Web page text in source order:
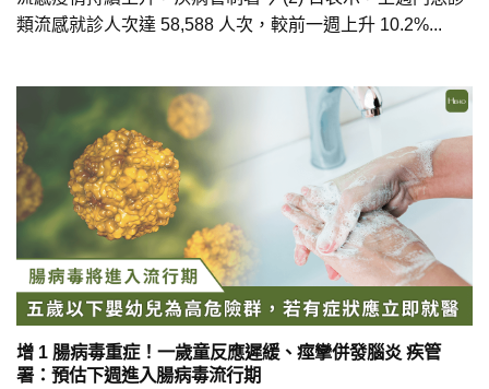
類流感就診人次達 58,588 人次，較前一週上升 10.2%...
增 1 腸病毒重症！一歲童反應遲緩、痙攣併發腦炎 疾管
署：預估下週進入腸病毒流行期